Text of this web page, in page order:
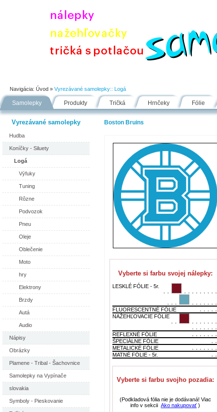
Navigácia: Úvod » Vyrezávané samolepky:: Logá
Samolepky Produkty Tričká Hrnčeky Fólie
Vyrezávané samolepky
Hudba
Koníčky - Siluety
Logá
Výfuky
Tuning
Rôzne
Podvozok
Pneu
Oleje
Oblečenie
Moto
hry
Elektrony
Brzdy
Autá
Audio
Nápisy
Obrázky
Plamene - Tribal - Šachovnice
Samolepky na Vypínače
slovakia
Symboly - Pieskovanie
Boston Bruins
Vyberte si farbu svojej nálepky:
LESKLÉ FÓLIE - 5r.
FLUORESCENTNÉ FÓLIE
NAŽEHĽOVACIE FÓLIE
REFLEXNÉ FÓLIE
ŠPECIÁLNE FÓLIE
METALICKÉ FÓLIE
MATNÉ FÓLIE - 5r.
Vyberte si farbu svojho pozadia:
(Podkladová fólia nie je dodávaná! Viac
info v sekcii Ako nakupovať )